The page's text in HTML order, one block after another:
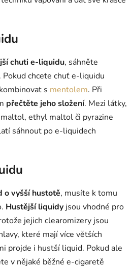
chuti e-liquidu, sáhněte
. Pokud chcete chuť e-liquidu
s mentolem. Při
přečtěte jeho složení. Mezi látky,
ethyl maltol či pyrazine
sáhnout po e-liquidech
o vyšší hustotě, musíte k tomu
Hustější liquidy jsou vhodné pro
jejich clearomizery jsou
které mají více větších
projde i hustší liquid. Pokud ale
v nějaké běžné e-cigaretě